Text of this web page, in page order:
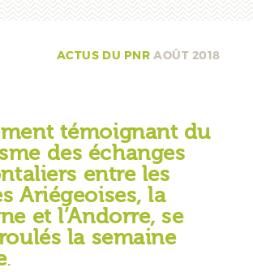
ACTUS DU PNR AOÛT 2018
témoignant du
des échanges
entre les
Ariégeoises, la
et l’Andorre, se
la semaine
.